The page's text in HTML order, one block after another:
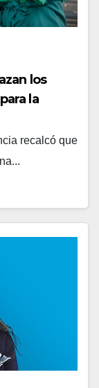
los
la
recalcó que